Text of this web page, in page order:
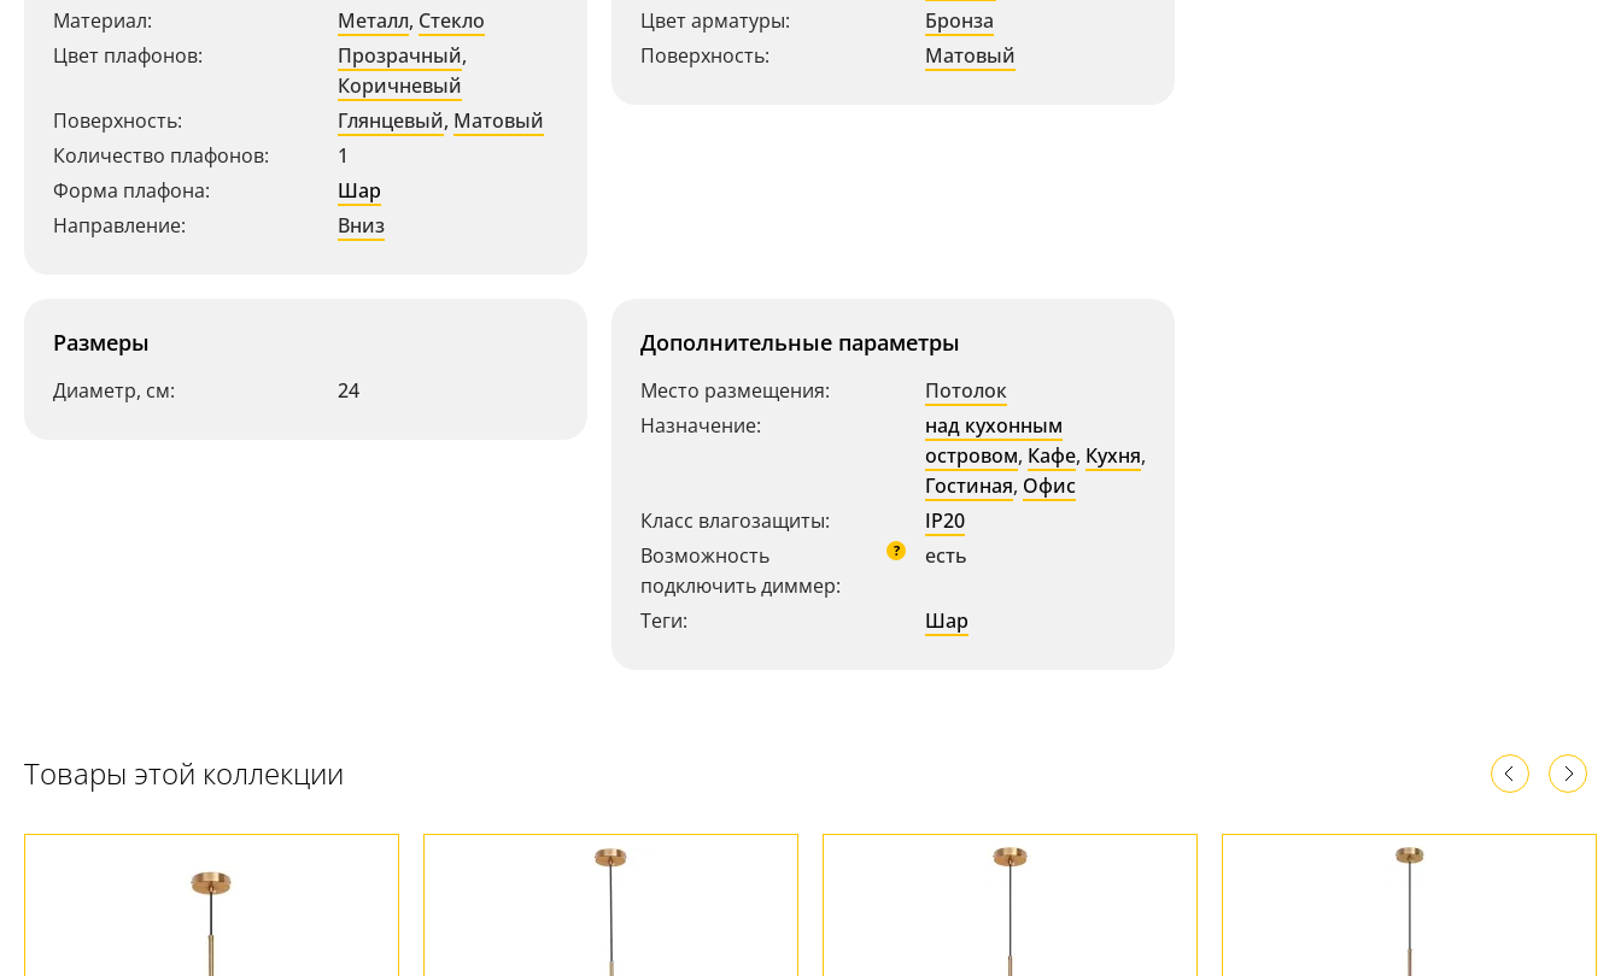
Ваш регион:Москва
+7 (800) 775-63-32
Материал:
Металл, Стекло
Цвет плафонов:
Прозрачный,
Коричневый
Поверхность:
Глянцевый, Матовый
Количество плафонов:
1
Форма плафона:
Шар
Направление:
Вниз
Цвет арматуры:
Бронза
Поверхность:
Матовый
Размеры
Диаметр, см: 24
Дополнительные параметры
Место размещения:
Потолок
Назначение:
над кухонным
островом, Кафе, Кухня,
Гостиная, Офис
Класс влагозащиты:
IP20
Возможность
подключить диммер:
? есть
Теги: Шар
Товары этой коллекции